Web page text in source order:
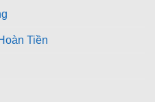
Tiền